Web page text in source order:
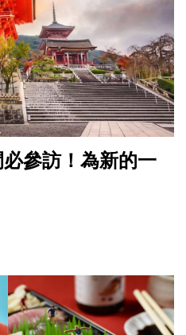
參訪！為新的一